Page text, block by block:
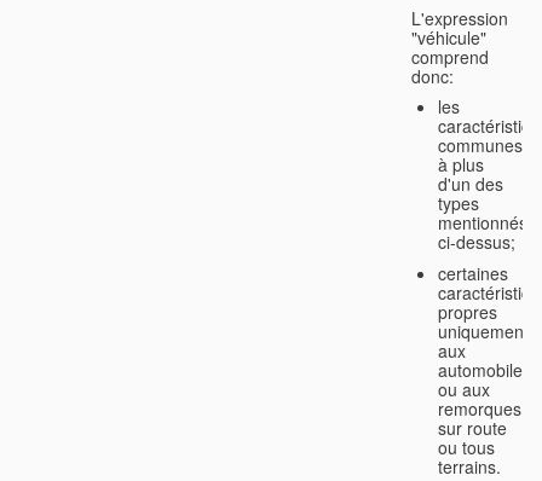
L'expression
"véhicule"
comprend
donc:
les
communes
à plus
d'un des
types
mentionnés
ci-dessus;
certaines
propres
uniquement
aux
automobiles
ou aux
remorques
sur route
ou tous
terrains.